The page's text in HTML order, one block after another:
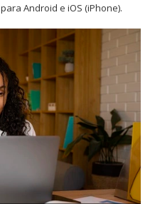
Android e iOS (iPhone).